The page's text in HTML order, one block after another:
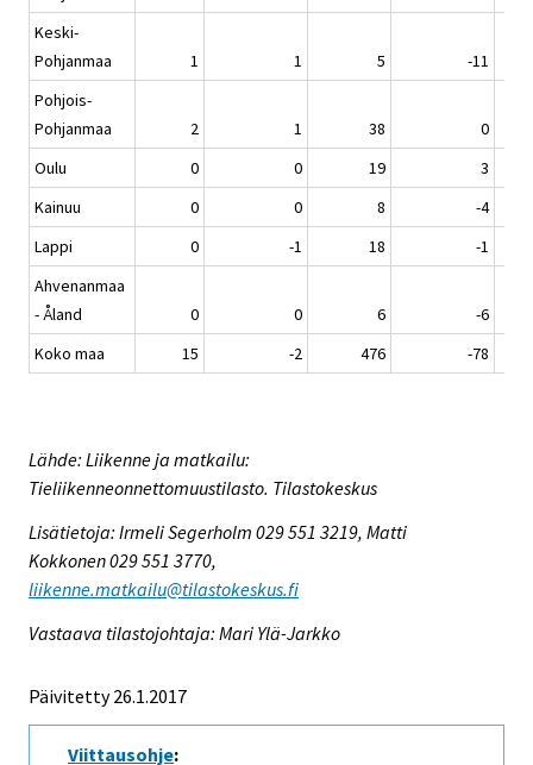
Keski-
Pohjanmaa
1 1 5
-11
Pohjois-
Pohjanmaa
2 1 38
0
Oulu
0 0 19
3
Kainuu
0 0 8
-4
Lappi
0 -1 18
-1
Ahvenanmaa
- Åland
0 0 6
-6
Koko maa
15 -2 476 -78
Lähde: Liikenne ja matkailu:
Tieliikenneonnettomuustilasto. Tilastokeskus
Lisätietoja: Irmeli Segerholm 029 551 3219, Matti
Kokkonen 029 551 3770,
liikenne.matkailu@tilastokeskus.fi
Vastaava tilastojohtaja: Mari Ylä-Jarkko
Päivitetty 26.1.2017
Viittausohje: